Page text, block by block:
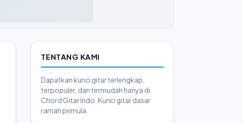
TENTANG KAMI
Dapatkan kunci gitar terlengkap,
terpopuler, dan termudah hanya di
Chord Gitar Indo. Kunci gitar dasar
ramah pemula.